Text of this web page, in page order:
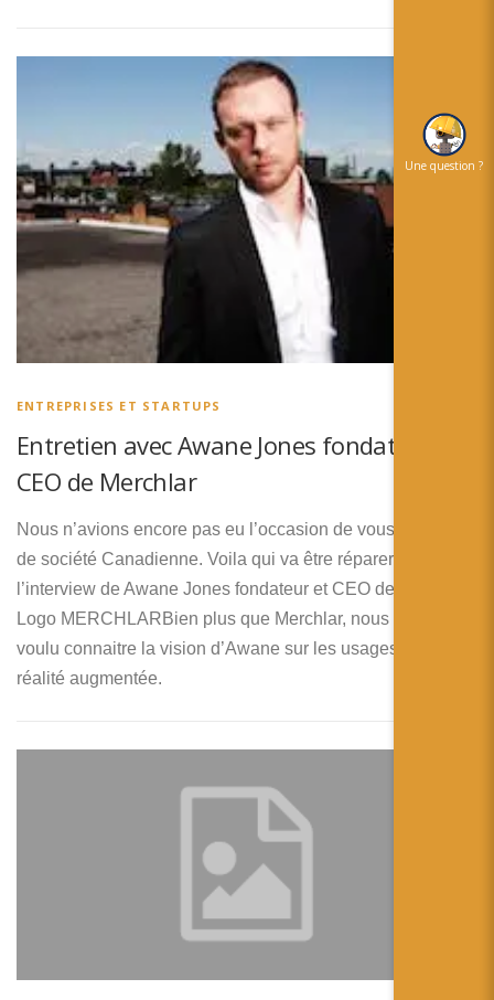
ENTREPRISES ET STARTUPS
Entretien avec Awane Jones fondateur et
CEO de Merchlar
Nous n’avions encore pas eu l’occasion de vous présenter
de société Canadienne. Voila qui va être réparer avec
l’interview de Awane Jones fondateur et CEO de Merchlar.
Logo MERCHLARBien plus que Merchlar, nous avons
voulu connaitre la vision d’Awane sur les usages de la
réalité augmentée.
Une question ?